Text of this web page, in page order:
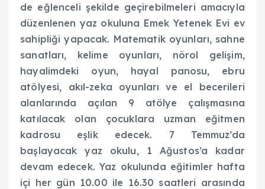
de eğlenceli şekilde geçirebilmeleri amacıyla
düzenlenen yaz okuluna Emek Yetenek Evi ev
sahipliği yapacak. Matematik oyunları, sahne
sanatları, kelime oyunları, nörol gelişim,
hayalimdeki oyun, hayal panosu, ebru
atölyesi, akıl-zeka oyunları ve el becerileri
alanlarında açılan 9 atölye çalışmasına
katılacak olan çocuklara uzman eğitmen
kadrosu eşlik edecek. 7 Temmuz’da
başlayacak yaz okulu, 1 Ağustos’a kadar
devam edecek. Yaz okulunda eğitimler hafta
içi her gün 10.00 ile 16.30 saatleri arasında